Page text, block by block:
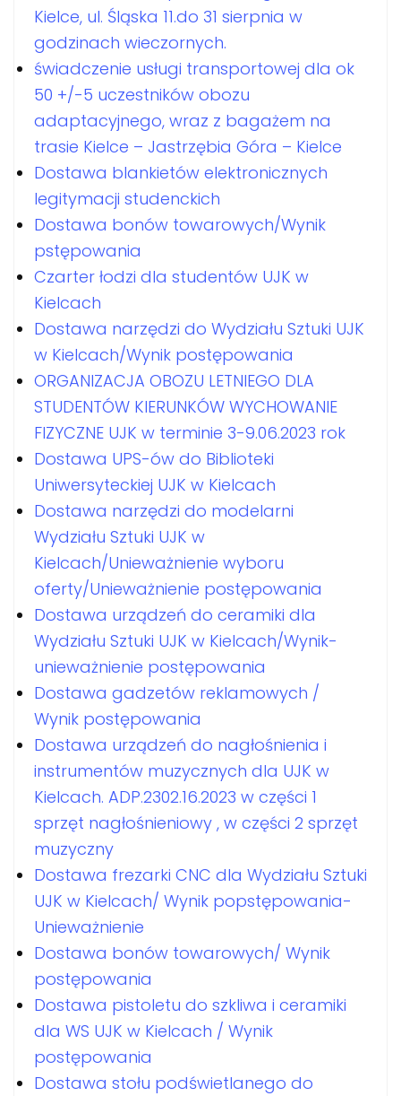
Kielce, ul. Śląska 11.do 31 sierpnia w
godzinach wieczornych.
świadczenie usługi transportowej dla ok
50 +/-5 uczestników obozu
adaptacyjnego, wraz z bagażem na
trasie Kielce – Jastrzębia Góra – Kielce
Dostawa blankietów elektronicznych
legitymacji studenckich
Dostawa bonów towarowych/Wynik
pstępowania
Czarter łodzi dla studentów UJK w
Kielcach
Dostawa narzędzi do Wydziału Sztuki UJK
w Kielcach/Wynik postępowania
ORGANIZACJA OBOZU LETNIEGO DLA
STUDENTÓW KIERUNKÓW WYCHOWANIE
FIZYCZNE UJK w terminie 3-9.06.2023 rok
Dostawa UPS-ów do Biblioteki
Uniwersyteckiej UJK w Kielcach
Dostawa narzędzi do modelarni
Wydziału Sztuki UJK w
Kielcach/Unieważnienie wyboru
oferty/Unieważnienie postępowania
Dostawa urządzeń do ceramiki dla
Wydziału Sztuki UJK w Kielcach/Wynik-
unieważnienie postępowania
Dostawa gadzetów reklamowych /
Wynik postępowania
Dostawa urządzeń do nagłośnienia i
instrumentów muzycznych dla UJK w
Kielcach. ADP.2302.16.2023 w części 1
sprzęt nagłośnieniowy , w części 2 sprzęt
muzyczny
Dostawa frezarki CNC dla Wydziału Sztuki
UJK w Kielcach/ Wynik popstępowania-
Unieważnienie
Dostawa bonów towarowych/ Wynik
postępowania
Dostawa pistoletu do szkliwa i ceramiki
dla WS UJK w Kielcach / Wynik
postępowania
Dostawa stołu podświetlanego do